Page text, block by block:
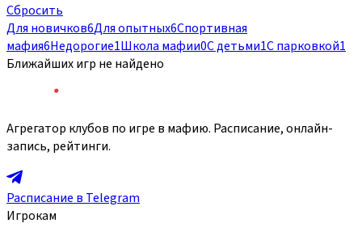
Сбросить
Для новичков6Для опытных6Спортивная
мафия6Недорогие1Школа мафии0С детьми1С парковкой1
Ближайших игр не найдено
Агрегатор клубов по игре в мафию. Расписание, онлайн-
запись, рейтинги.
Расписание в Telegram
Игрокам